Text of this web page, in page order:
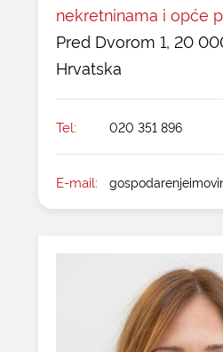
nekretninama i opće
Pred Dvorom 1, 20
Hrvatska
Tel: 020 351 896
E-mail: